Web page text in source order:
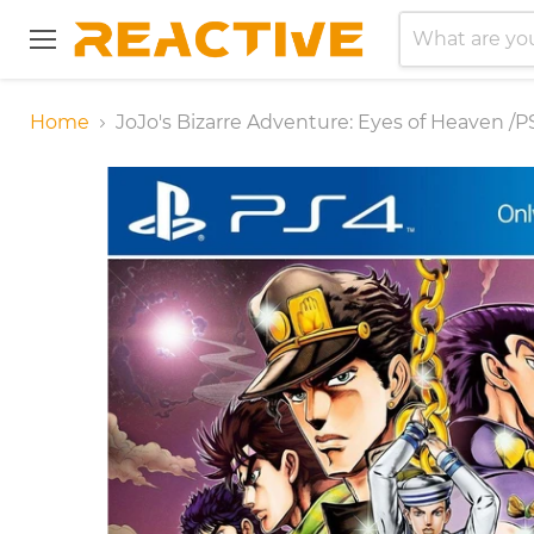
Menu
Home
JoJo's Bizarre Adventure: Eyes of Heaven /